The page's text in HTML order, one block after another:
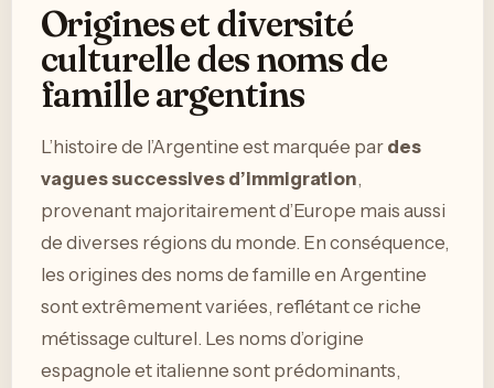
Origines et diversité
culturelle des noms de
famille argentins
L’histoire de l’Argentine est marquée par des
vagues successives d’immigration,
provenant majoritairement d’Europe mais aussi
de diverses régions du monde. En conséquence,
les origines des noms de famille en Argentine
sont extrêmement variées, reflétant ce riche
métissage culturel. Les noms d’origine
espagnole et italienne sont prédominants,